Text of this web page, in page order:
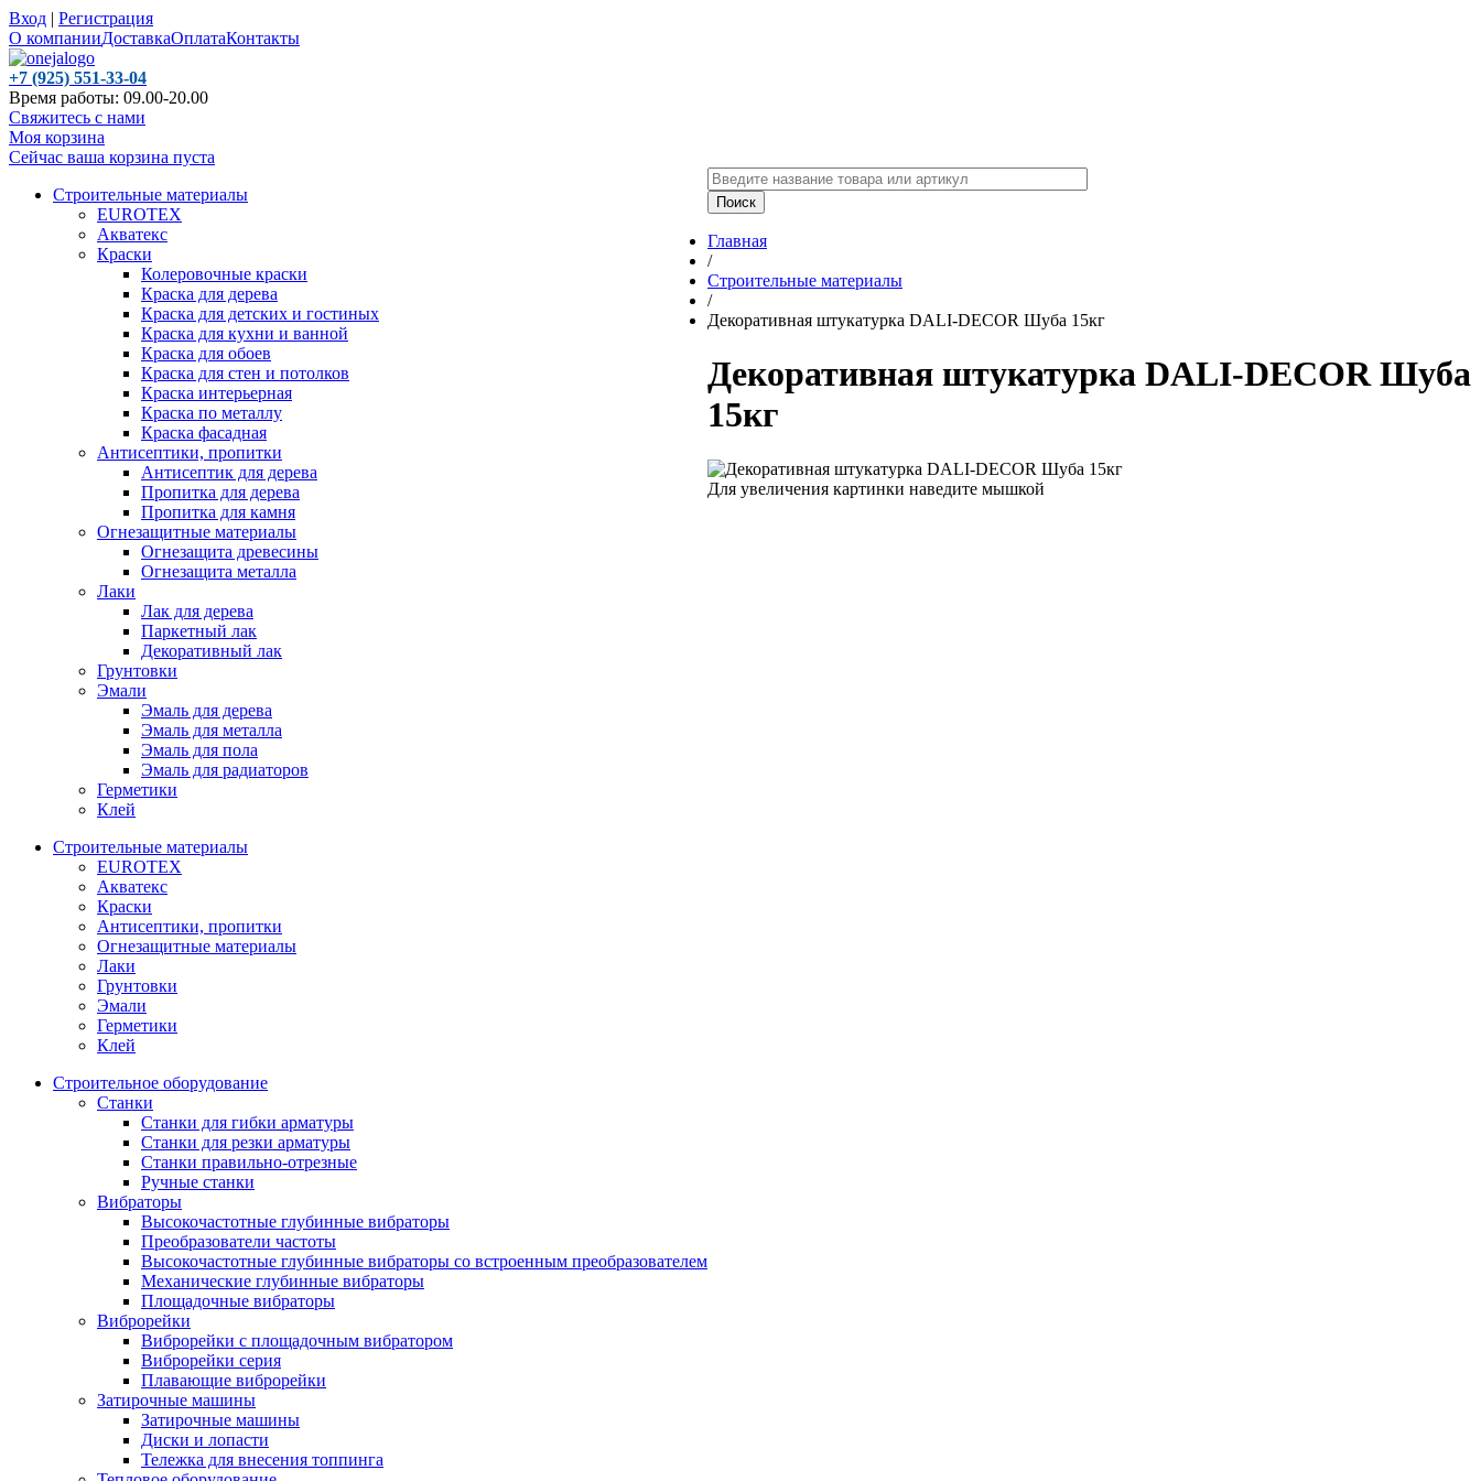
Вход | Регистрация
О компанииДоставкаОплатаКонтакты
+7 (925) 551-33-04
Время работы: 09.00-20.00
Свяжитесь с нами
Моя корзина
Сейчас ваша корзина пуста
Строительные материалы
EUROTEX
Акватекс
Краски
Колеровочные краски
Краска для дерева
Краска для детских и гостиных
Краска для кухни и ванной
Краска для обоев
Краска для стен и потолков
Краска интерьерная
Краска по металлу
Краска фасадная
Антисептики, пропитки
Антисептик для дерева
Пропитка для дерева
Пропитка для камня
Огнезащитные материалы
Огнезащита древесины
Огнезащита металла
Лаки
Лак для дерева
Паркетный лак
Декоративный лак
Грунтовки
Эмали
Эмаль для дерева
Эмаль для металла
Эмаль для пола
Эмаль для радиаторов
Герметики
Клей
Строительные материалы
EUROTEX
Акватекс
Краски
Антисептики, пропитки
Огнезащитные материалы
Лаки
Грунтовки
Эмали
Герметики
Клей
Строительное оборудование
Станки
Станки для гибки арматуры
Станки для резки арматуры
Станки правильно-отрезные
Ручные станки
Вибраторы
Высокочастотные глубинные вибраторы
Преобразователи частоты
Высокочастотные глубинные вибраторы со встроенным преобразователем
Механические глубинные вибраторы
Площадочные вибраторы
Виброрейки
Виброрейки с площадочным вибратором
Виброрейки серия
Плавающие виброрейки
Затирочные машины
Затирочные машины
Диски и лопасти
Тележка для внесения топпинга
Главная
/
Строительные материалы
/
Декоративная штукатурка DALI-DECOR Шуба 15кг
Декоративная штукатурка DALI-DECOR Шуба
15кг
Для увеличения картинки наведите мышкой